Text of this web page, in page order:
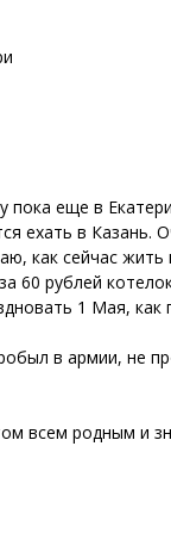
пока еще в
ехать в Казань.
как сейчас
60 рублей
1 Мая,
в армии, не
всем родным и